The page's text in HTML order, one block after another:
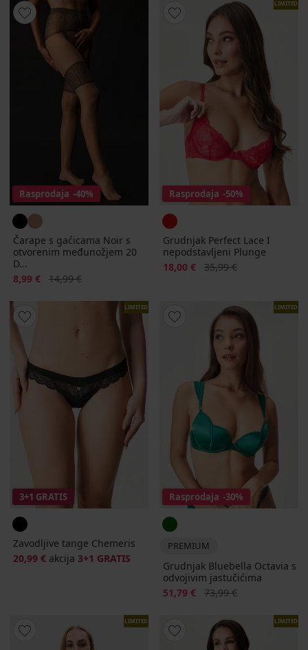
Rasprodaja -40%
Čarape s gaćicama Noir s
otvorenim međunožjem 20
D...
Popust
8,99 € Prvobitna cijena
14,99 €
LIMITED
Rasprodaja -50%
Grudnjak Perfect Lace I
nepodstavljeni Plunge
Popust
18,00 € Prvobitna cijena
35,99 €
LIMITED
3+1 GRATIS
Zavodljive tange Chemeris
20,99 € akcija 3+1 GRATIS
LIMITED
Rasprodaja -30%
PREMIUM
Grudnjak Bluebella Octavia s
odvojivim jastučićima
Popust
51,79 € Prvobitna cijena
73,99 €
LIMITED LIMITED